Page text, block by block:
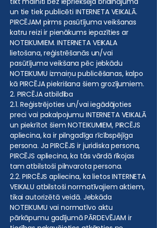
un tie tiek publicēti INTERNETA VEIKALĀ.
PIRCĒJAM pirms pasūtījuma veikšanas
katru reizi ir pienākums iepazīties ar
NOTEIKUMIEM. INTERNETA VEIKALA
lietošana, reģistrēšanās un/vai
pasūtījuma veikšana pēc jebkādu
NOTEIKUMU izmaiņu publicēšanas, kalpo
kā PIRCĒJA piekrišana šiem grozījumiem.
2. PIRCĒJA atbildība
2.1. Reģistrējoties un/vai iegādājoties
preci vai pakalpojumu INTERNETA VEIKALĀ
un piekrītot šiem NOTEIKUMIEM, PIRCĒJS
apliecina, ka ir pilngadīga rīcībspējīga
persona. Ja PIRCĒJS ir juridiska persona,
PIRCĒJS apliecina, ka tās vārdā rīkojas
tam atbilstoši pilnvarota persona.
2.2. PIRCĒJS apliecina, ka lietos INTERNETA
VEIKALU atbilstoši normatīvajiem aktiem,
tikai autorizētā veidā. Jebkāda
NOTEIKUMU vai normatīvo aktu
pārkāpumu gadījumā PĀRDEVĒJAM ir